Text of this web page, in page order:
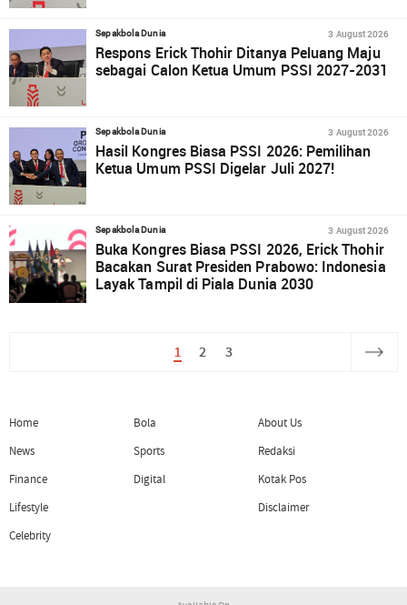
Sepakbola Dunia 3 August 2026
Respons Erick Thohir Ditanya Peluang Maju
sebagai Calon Ketua Umum PSSI 2027-2031
Sepakbola Dunia 3 August 2026
Hasil Kongres Biasa PSSI 2026: Pemilihan
Ketua Umum PSSI Digelar Juli 2027!
Sepakbola Dunia 3 August 2026
Buka Kongres Biasa PSSI 2026, Erick Thohir
Bacakan Surat Presiden Prabowo: Indonesia
Layak Tampil di Piala Dunia 2030
1 2 3
Home
News
Finance
Lifestyle
Celebrity
Bola
Sports
Digital
About Us
Redaksi
Kotak Pos
Disclaimer